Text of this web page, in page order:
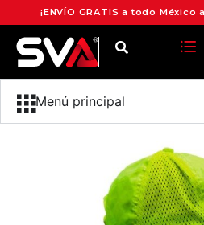
¡ENVÍO GRATIS a todo
Menú principal